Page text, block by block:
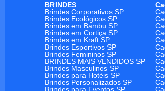
BRINDES
Brindes Corporativos SP
Brindes Ecológicos SP
Brindes em Bambu SP
Brindes em Cortiça SP
Brindes em Kraft SP
Brindes Esportivos SP
Brindes Femininos SP
BRINDES MAIS VENDIDOS SP
Brindes Masculinos SP
Brindes para Hotéis SP
Brindes Personalizados SP